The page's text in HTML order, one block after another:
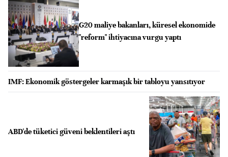
G20 maliye bakanları, küresel ekonomide
"reform" ihtiyacına vurgu yaptı
IMF: Ekonomik göstergeler karmaşık bir tabloyu yansıtıyor
ABD'de tüketici güveni beklentileri aştı